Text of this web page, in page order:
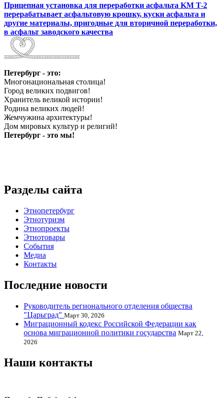
Прицепная установка для переработки асфальта KM T-2
перерабатывает асфальтовую крошку, куски асфальта и
другие материалы, пригодные для вторичной переработки,
в асфальт заводского качества
Петербург - это:
Многонациональная столица!
Город великих подвигов!
Хранитель великой истории!
Родина великих людей!
Жемчужина архитектуры!
Дом мировых культур и религий!
Петербург - это мы!
Разделы сайта
Этнопетербург
Этнотуризм
Этнопроекты
Этнотовары
События
Медиа
Контакты
Последние новости
Руководитель регионального отделения общества
"Царьград" Март 30, 2026
Миграционный кодекс Российской Федерации как
основа миграционной политики государства Март 22,
2026
Наши контакты